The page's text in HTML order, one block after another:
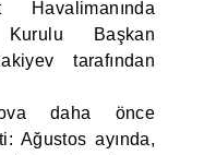
Başkan
tarafından
daha önce
Ağustos ayında,